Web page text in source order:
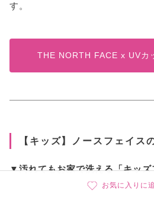
す。
THE NORTH FACE x UVカ
【キッズ】ノースフェイス
▼汚れてもお家で洗える「キッズ
お気に入りに